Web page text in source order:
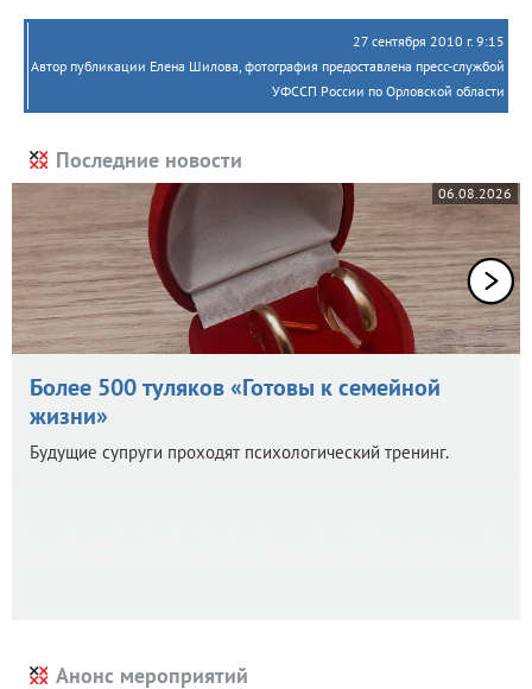
27 сентября 2010 г. 9:15
Автор публикации Елена Шилова, фотография предоставлена пресс-службой
УФССП России по Орловской области
Последние новости
06.08.2026
Более 500 туляков «Готовы к семейной
жизни»
Будущие супруги проходят психологический тренинг.
Анонс мероприятий